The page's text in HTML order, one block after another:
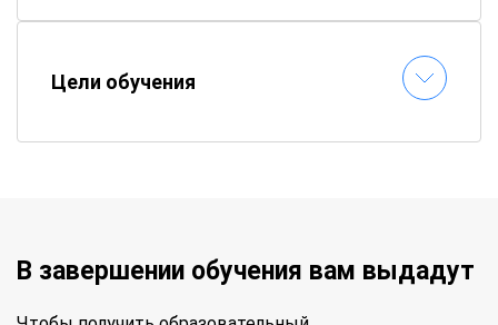
Цели обучения
В завершении обучения вам выдадут